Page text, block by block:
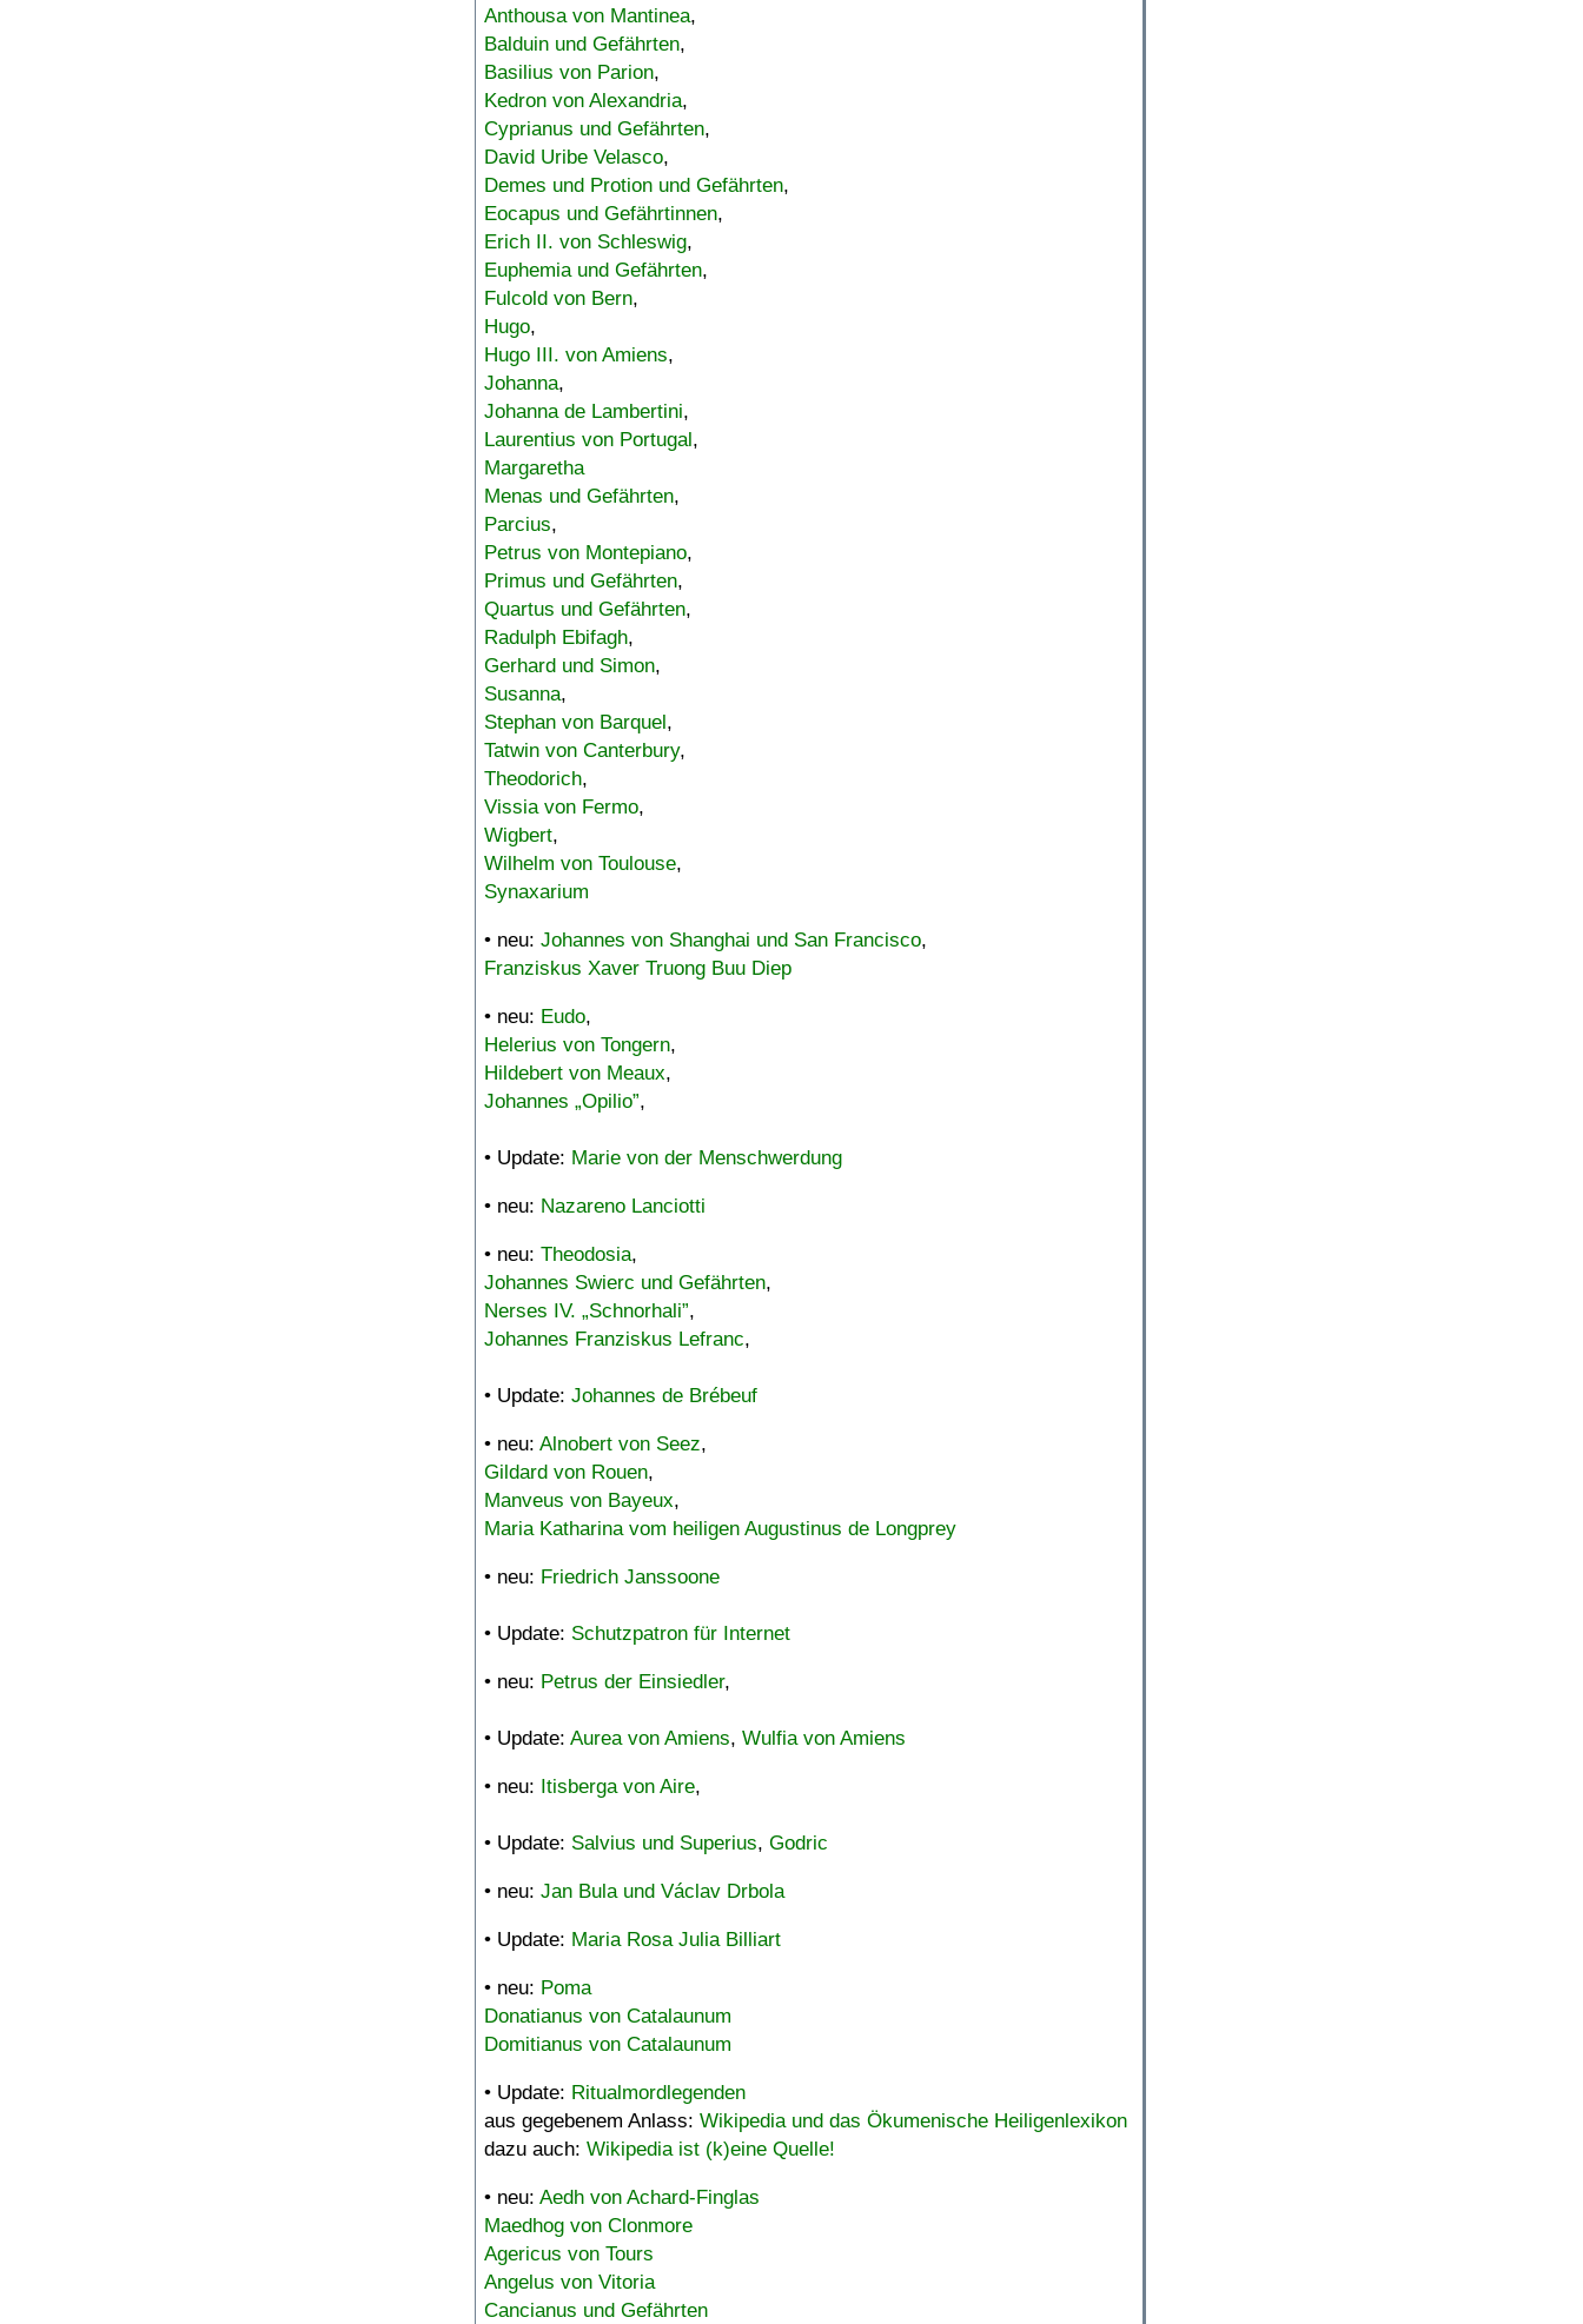
Anthousa von Mantinea,
Balduin und Gefährten,
Basilius von Parion,
Kedron von Alexandria,
Cyprianus und Gefährten,
David Uribe Velasco,
Demes und Protion und Gefährten,
Eocapus und Gefährtinnen,
Erich II. von Schleswig,
Euphemia und Gefährten,
Fulcold von Bern,
Hugo,
Hugo III. von Amiens,
Johanna,
Johanna de Lambertini,
Laurentius von Portugal,
Margaretha
Menas und Gefährten,
Parcius,
Petrus von Montepiano,
Primus und Gefährten,
Quartus und Gefährten,
Radulph Ebifagh,
Gerhard und Simon,
Susanna,
Stephan von Barquel,
Tatwin von Canterbury,
Theodorich,
Vissia von Fermo,
Wigbert,
Wilhelm von Toulouse,
Synaxarium
• neu: Johannes von Shanghai und San Francisco,
Franziskus Xaver Truong Buu Diep
• neu: Eudo,
Helerius von Tongern,
Hildebert von Meaux,
Johannes „Opilio”,
• Update: Marie von der Menschwerdung
• neu: Nazareno Lanciotti
• neu: Theodosia,
Johannes Swierc und Gefährten,
Nerses IV. „Schnorhali”,
Johannes Franziskus Lefranc,
• Update: Johannes de Brébeuf
• neu: Alnobert von Seez,
Gildard von Rouen,
Manveus von Bayeux,
Maria Katharina vom heiligen Augustinus de Longprey
• neu: Friedrich Janssoone
• Update: Schutzpatron für Internet
• neu: Petrus der Einsiedler,
• Update: Aurea von Amiens, Wulfia von Amiens
• neu: Itisberga von Aire,
• Update: Salvius und Superius, Godric
• neu: Jan Bula und Václav Drbola
• Update: Maria Rosa Julia Billiart
• neu: Poma
Donatianus von Catalaunum
Domitianus von Catalaunum
• Update: Ritualmordlegenden
aus gegebenem Anlass: Wikipedia und das Ökumenische Heiligenlexikon
dazu auch: Wikipedia ist (k)eine Quelle!
• neu: Aedh von Achard-Finglas
Maedhog von Clonmore
Agericus von Tours
Angelus von Vitoria
Cancianus und Gefährten